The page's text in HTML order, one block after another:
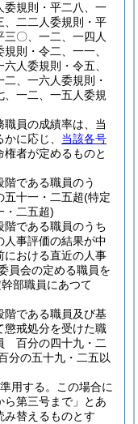
委規則・平二八、一
、二二人委規則・平
〇、一二、一四人
則・令二、一一、
人委規則・令五、
、一六人委規則・
一二、一五人委規
職員の成績率は、当
に応じ、 当該各号
者が定めるものと
である職員のう
十一・二五超(特定
・二五超)
階である職員のうち
人事評価の結果が中
における直近の人事
員会の定める職員を
部職員にあつて
階である職員及び基
懲戒処分を受けた職
百分の四十九・二
分の五十九・二五以
用する。
この場合に
ら第三号まで」とあ
み替えるものとす